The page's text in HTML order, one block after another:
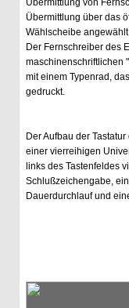
Übermittlung von
Übermittlung über das
Wählscheibe
Der Fernschreiber des
maschinenschriftlichen
mit einem Typenrad,
gedruckt.
Der Aufbau der
einer vierreihigen
links des Tastenfeldes
Schlußzeichengabe,
Dauerdurchlauf und